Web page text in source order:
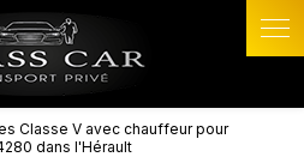
Classe V avec chauffeur pour
dans l'Hérault